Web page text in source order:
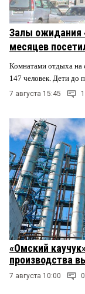
Залы ожидания
месяцев
Комнатами отдыха на
147 человек. Дети до
7 августа 15:45 1
«Омский
производства
7 августа 10:00 0